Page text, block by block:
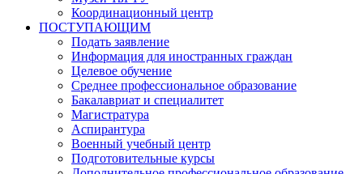
Координационный центр
ПОСТУПАЮЩИМ
Подать заявление
Информация для иностранных граждан
Целевое обучение
Среднее профессиональное образование
Бакалавриат и специалитет
Магистратура
Аспирантура
Военный учебный центр
Подготовительные курсы